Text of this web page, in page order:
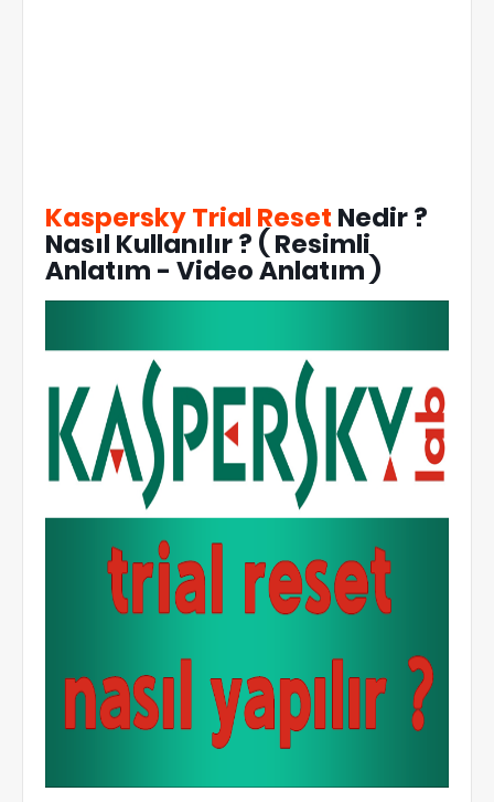
Kaspersky Trial Reset Nedir ?
Nasıl Kullanılır ? ( Resimli
Anlatım - Video Anlatım )